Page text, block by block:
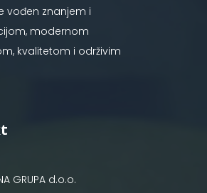
vođen znanjem i
modernom
kvalitetom i održivim
GRUPA d.o.o.